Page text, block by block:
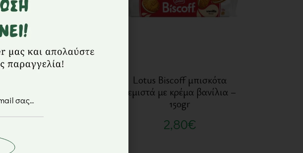
150gr
Lotus Biscoff μπισκότα
γεμιστά με κρέμα βανίλια –
150gr
2,80€